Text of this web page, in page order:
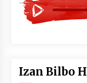
Izan Bilbo